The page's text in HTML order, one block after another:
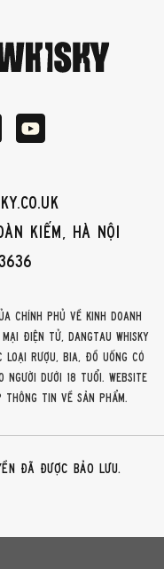
Kiếm, Hà Nội
Chính phủ về kinh doanh
điện tử, DangTau Whisky
loại rượu, bia, đồ uống có
người dưới 18 tuổi. Website
thông tin về sản phẩm.
đã được bảo lưu.